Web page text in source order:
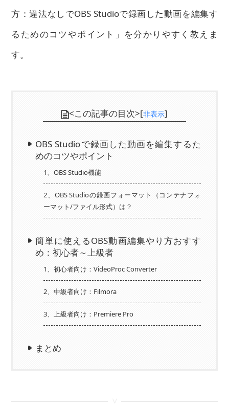
方：違法なしでOBS Studioで録画した動画を編集す
るためのコツやポイント」 を分かりやすく教えま
す。
<この記事の目次>[非表示]
OBS Studioで録画した動画を編集するた
めのコツやポイント
1、OBS Studio機能
2、OBS Studioの録画フォーマット（コンテナフォ
ーマット/ファイル形式）は？
簡単に使えるOBS動画編集やり方おすす
め：初心者～上級者
1、初心者向け：VideoProc Converter
2、中級者向け：Filmora
3、上級者向け：Premiere Pro
まとめ